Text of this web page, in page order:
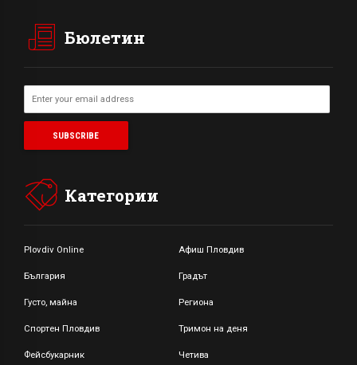
Бюлетин
Категории
Plovdiv Online Афиш Пловдив
България Градът
Густо, майна Региона
Спортен Пловдив Тримон на деня
Фейсбукарник Четива